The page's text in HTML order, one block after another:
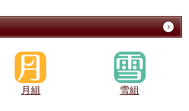
月組 雪組